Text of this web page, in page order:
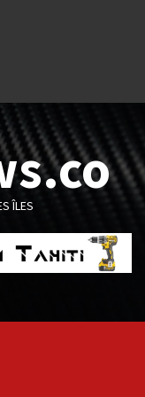
ÎLES